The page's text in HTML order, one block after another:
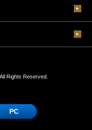
Rights Reserved.
PC